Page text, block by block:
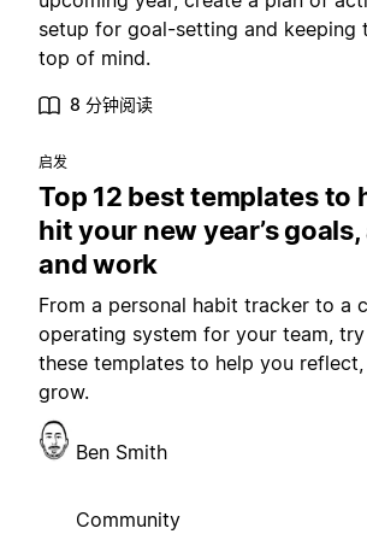
setup for goal-setting and keeping
top of mind.
8 分钟阅读
启发
Top 12 best templates to
hit your new year’s
and work
From a personal habit tracker to a
operating system for your team,
these templates to help you reflect,
grow.
Ben Smith
Community